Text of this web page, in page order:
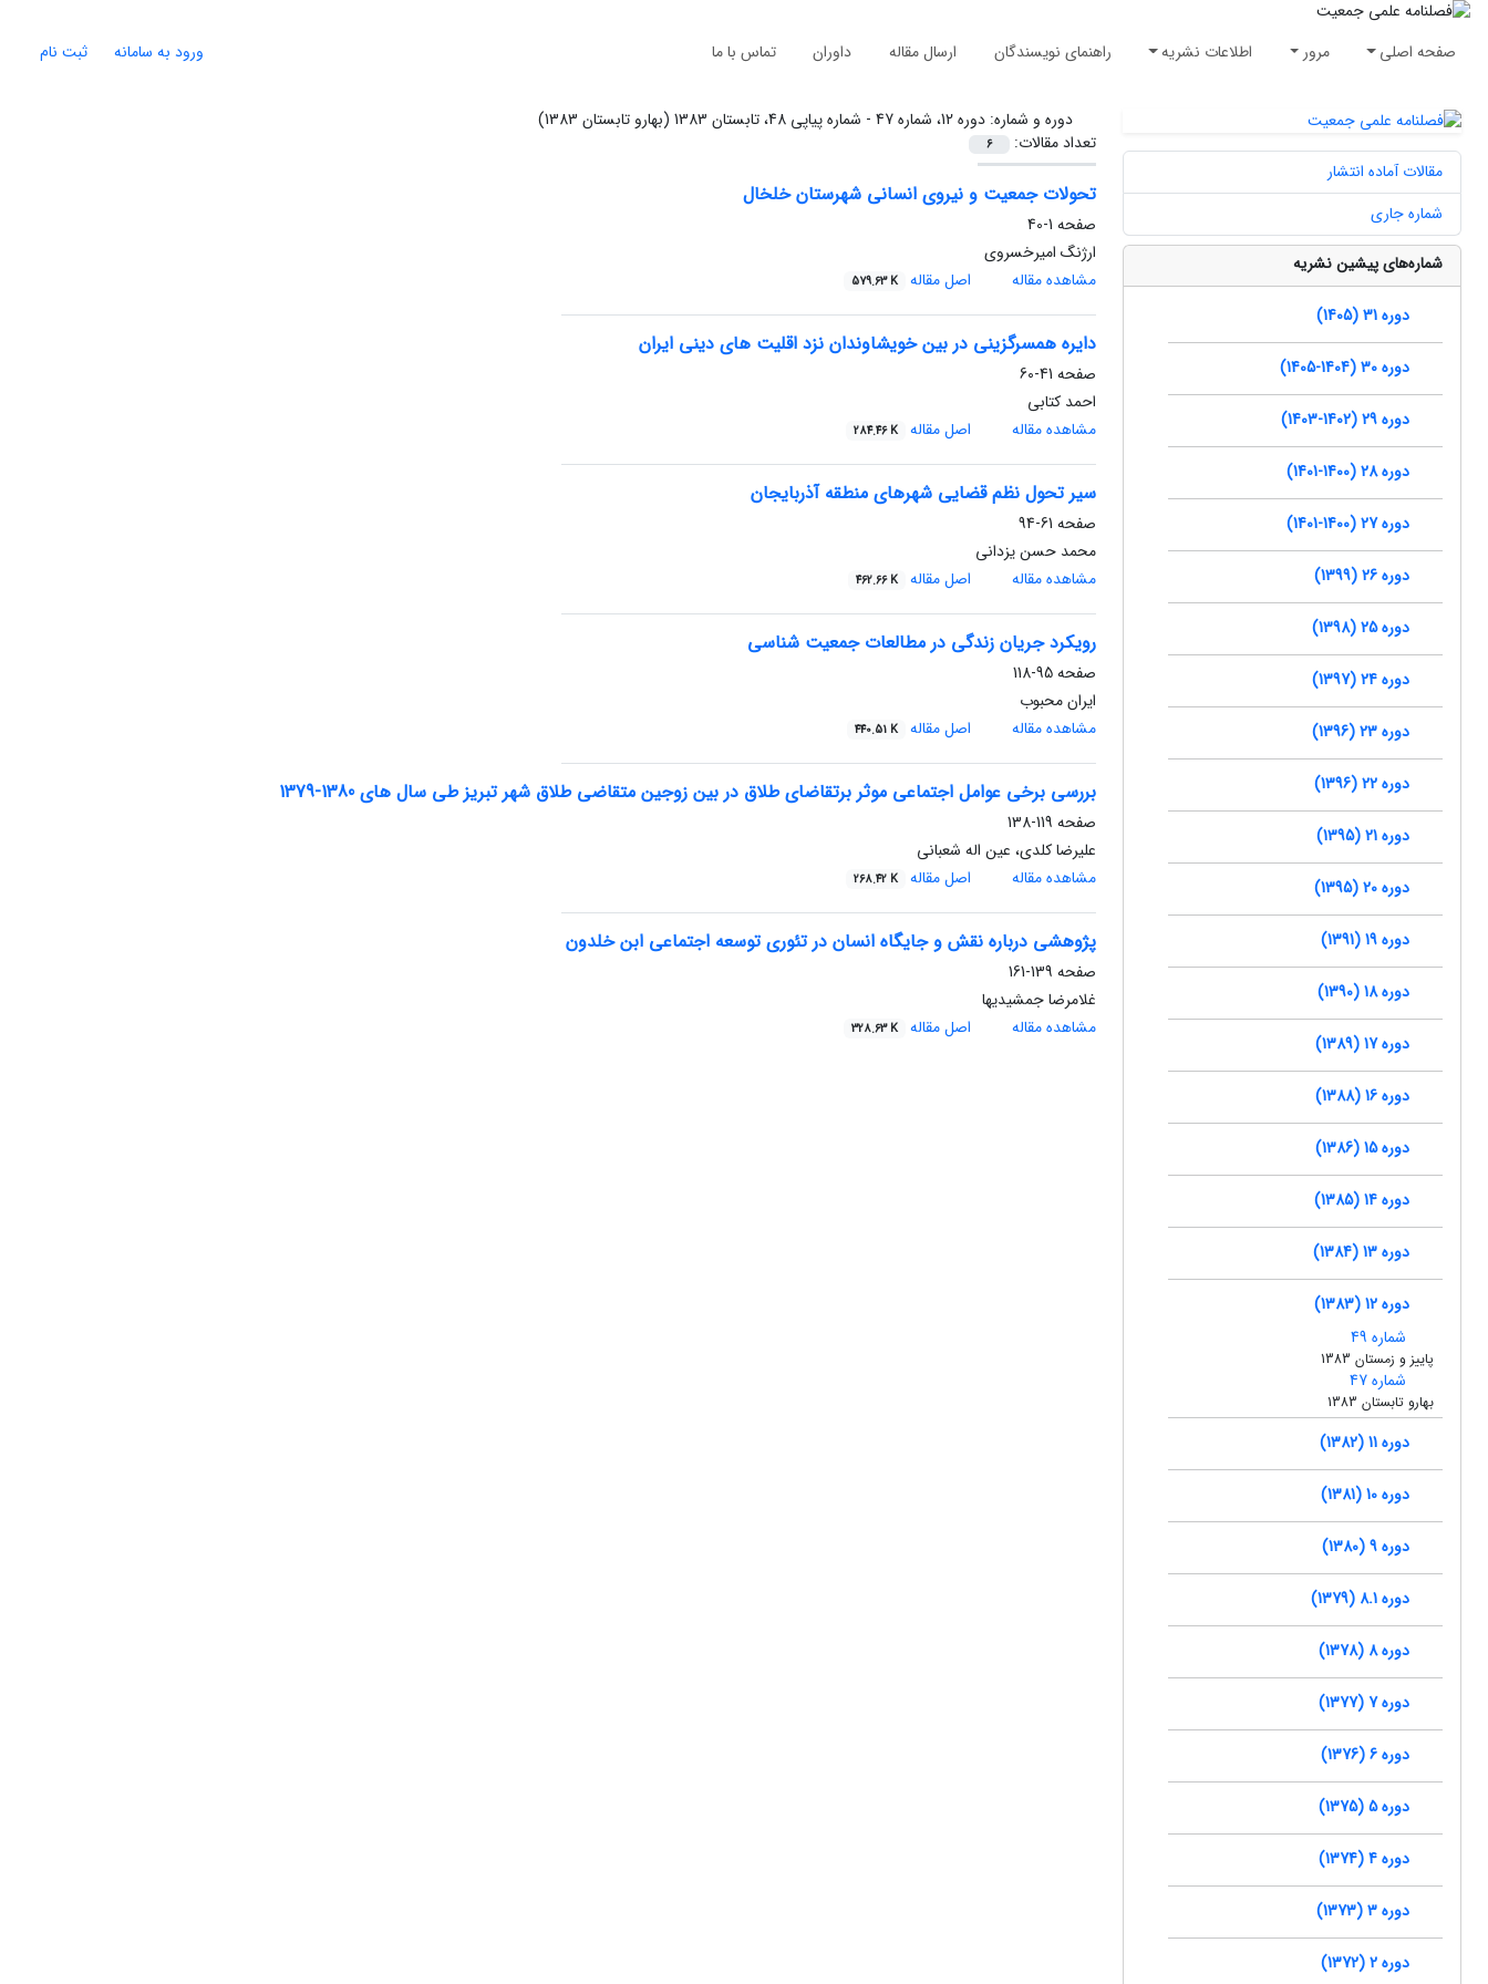
صفحه اصلی مرور اطلاعات نشریه راهنمای نویسندگان ارسال مقاله داوران تماس با ما ورود به سامانه ثبت نام
دوره و شماره:دوره 12، شماره 47 - شماره پیاپی 48، تابستان 1383 (بهارو تابستان 1383)
تعداد مقالات:
6
تحولات جمعیت و نیروی انسانی شهرستان خلخال
صفحه 1-40
ارژنگ امیرخسروی
مشاهده مقاله
اصل مقاله 579.63 K
دایره همسرگزینی در بین خویشاوندان نزد اقلیت های دینی ایران
صفحه 41-60
احمد کتابی
مشاهده مقاله
اصل مقاله 284.46 K
سیر تحول نظم قضایی شهرهای منطقه آذربایجان
صفحه 61-94
محمد حسن یزدانی
مشاهده مقاله
اصل مقاله 462.66 K
رویکرد جریان زندگی در مطالعات جمعیت شناسی
صفحه95-118
ایران محبوب
مشاهده مقاله
اصل مقاله 440.51 K
بررسی برخی عوامل اجتماعی موثر برتقاضای طلاق در بین زوجین متقاضی طلاق شهر تبریز طی سال های 1380-1379
صفحه 119-138
علیرضا کلدی، عین اله شعبانی
مشاهده مقاله
اصل مقاله 268.42 K
پژوهشی درباره نقش و جایگاه انسان در تئوری توسعه اجتماعی ابن خلدون
صفحه 139-161
غلامرضا جمشیدیها
مشاهده مقاله
اصل مقاله 328.63 K
مقالات آماده انتشار
شماره جاری
شماره‌های پیشین نشریه
دوره 31 (1405)
دوره 30 (1404-1405)
دوره 29 (1402-1403)
دوره 28 (1400-1401)
دوره 27 (1400-1401)
دوره 26 (1399)
دوره 25 (1398)
دوره 24 (1397)
دوره 23 (1396)
دوره 22 (1396)
دوره 21 (1395)
دوره 20 (1395)
دوره 19 (1391)
دوره 18 (1390)
دوره 17 (1389)
دوره 16 (1388)
دوره 15 (1386)
دوره 14 (1385)
دوره 13 (1384)
دوره 12 (1383)
شماره 49
پاییز و زمستان 1383
شماره 47
بهارو تابستان 1383
دوره 11 (1382)
دوره 10 (1381)
دوره 9 (1380)
دوره 8.1 (1379)
دوره 8 (1378)
دوره 7 (1377)
دوره 6 (1376)
دوره 5 (1375)
دوره 4 (1374)
دوره 3 (1373)
دوره 2 (1372)